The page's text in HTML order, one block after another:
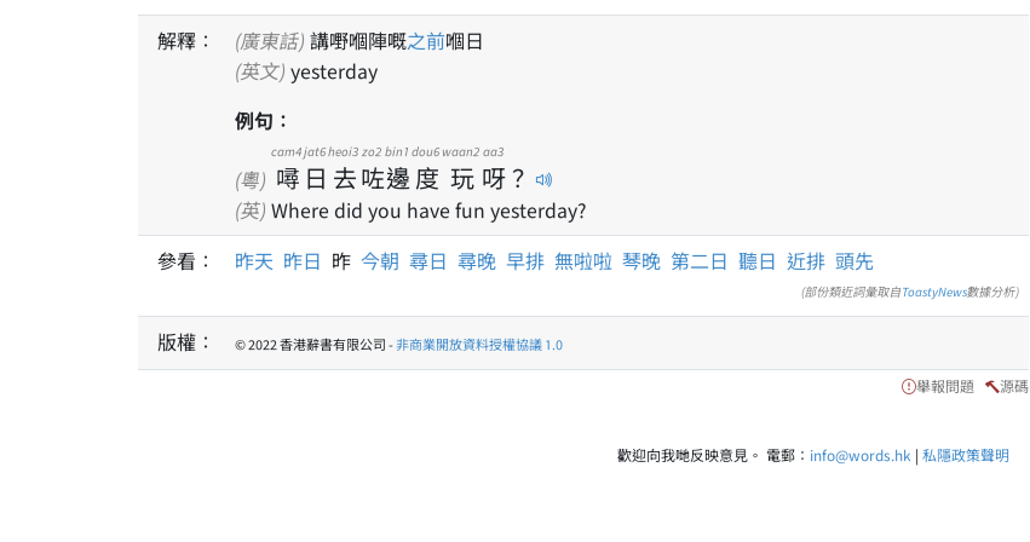
解釋：
(廣東話) 講嘢嗰陣嘅之前嗰日
(英文) yesterday
例句：
(粵) 噚
cam4
日
jat6
去
heoi3
咗
zo2
邊
bin1
度
dou6
玩
waan2
呀
aa3
？
(英) Where did you have fun yesterday?
參看：
昨天 昨日 昨 今朝 尋日 尋晚 早排 無啦啦 琴晚 第二日 聽日 近排 頭先
(部份類近詞彙取自ToastyNews數據分析)
版權： © 2022 香港辭書有限公司 -非商業開放資料授權協議 1.0
舉報問題 源碼
歡迎向我哋反映意見。 電郵： info@words.hk | 私隱政策聲明